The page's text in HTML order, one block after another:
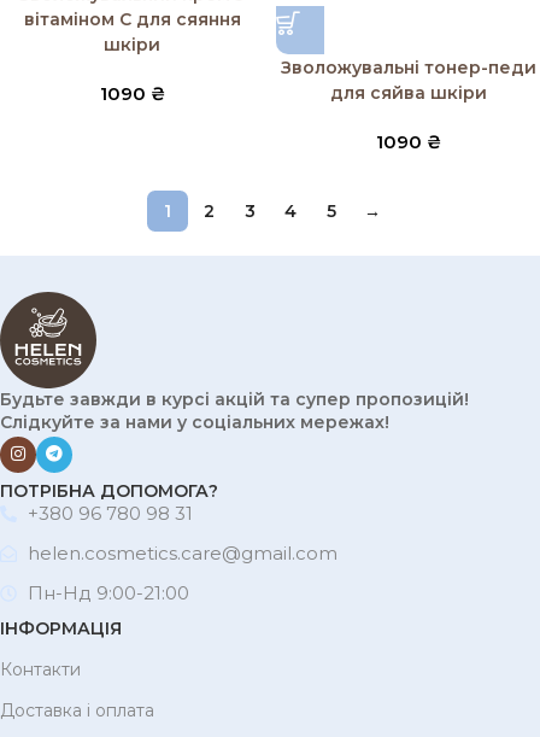
вітаміном С для сяяння
шкіри
1090 ₴
Зволожувальні тонер-педи
для сяйва шкіри
1090 ₴
1 2 3 4 5 →
Будьте завжди в курсі акцій та супер пропозицій!
Слідкуйте за нами у соціальних мережах!
ПОТРІБНА ДОПОМОГА?
+380 96 780 98 31
helen.cosmetics.care@gmail.com
Пн-Нд 9:00-21:00
ІНФОРМАЦІЯ
Контакти
Доставка і оплата